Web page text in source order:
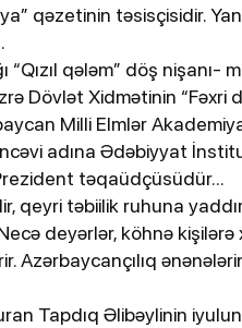
qəzetinin təsisçisidir.
“Qızıl qələm” döş nişanı-
Dövlət Xidmətinin “Fəxri
Milli Elmlər
adına Ədəbiyyat
təqaüdçüsüdür...
qeyri təbiilik ruhuna
deyərlər, köhnə kişilərə
Azərbaycançılıq
Tapdıq Əlibəylinin